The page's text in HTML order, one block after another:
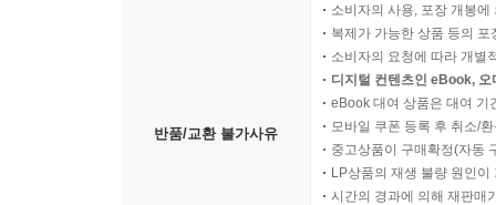
____10.1.3 A2A 파이썬 SDK
10.2 A2A의 구성 요소와 동작 흐름 이해하기
____10.2.1 A2A의 주요 참여자
____10.2.2 A2A의 동작 방식
____10.2.3 A2A 구성 요소별 특징
10.3 A2A의 기본 사용법 이해하기
____10.3.1 에이전트 기능 설명하기
반품/교환 불가사유
소비자의 사용, 포장 개봉
복제가 가능한 상품 등의
소비자의 요청에 따라 개별
디지털 컨텐츠인 eBook,
eBook 대여 상품은 대여 기
모바일 쿠폰 등록 후 취소/
중고상품이 구매확정(자동
LP상품의 재생 불량 원인
시간의 경과에 의해 재판매